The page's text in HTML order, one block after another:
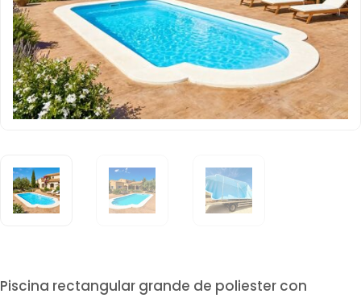
Piscina rectangular grande de poliester con